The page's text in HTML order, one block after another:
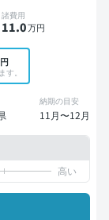
諸費用
11.0万円
円
。
納期の目安
11月〜12月